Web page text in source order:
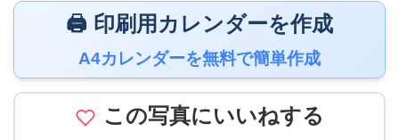
🖨️ 印刷用カレンダーを作成
A4カレンダーを無料で簡単作成
この写真にいいねする